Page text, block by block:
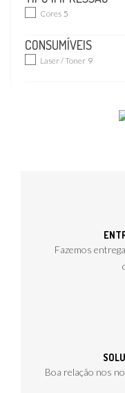
Cores 5
CONSUMÍVEIS
Laser / Toner 9
Fazemos
Boa relação nos